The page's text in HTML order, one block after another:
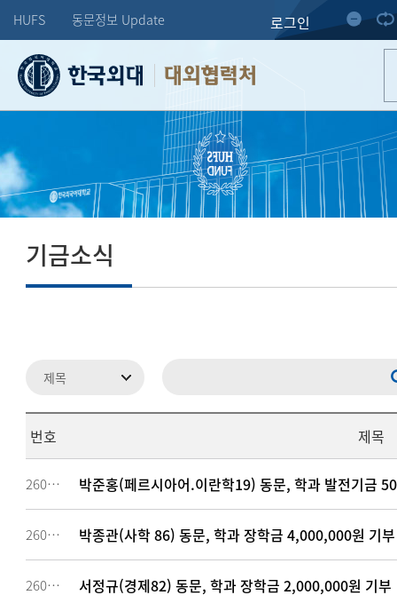
HUFS 동문정보 Update 로그인
대외협력처
기금소식
번호 제목
260658 박준홍(페르시아어.이란학19) 동문, 학과 발전기금
260657 박종관(사학 86) 동문, 학과 장학금 4,000,000원 기부
260656 서정규(경제82) 동문, 학과 장학금 2,000,000원 기부